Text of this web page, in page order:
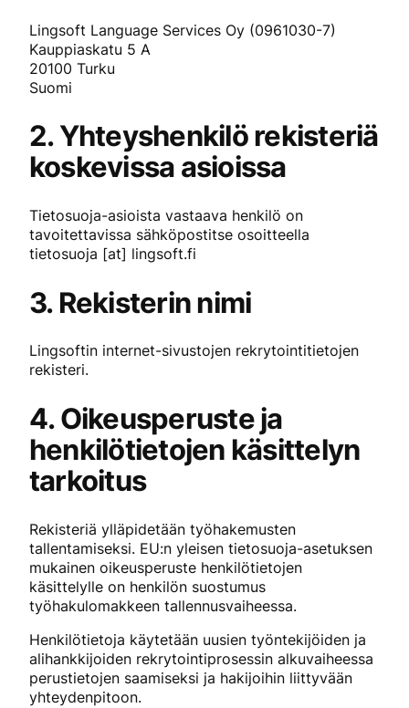
Lingsoft Language Services Oy (0961030-7)
Kauppiaskatu 5 A
20100 Turku
Suomi
2. Yhteyshenkilö rekisteriä
koskevissa asioissa
Tietosuoja-asioista vastaava henkilö on
tavoitettavissa sähköpostitse osoitteella
tietosuoja [at] lingsoft.fi
3. Rekisterin nimi
Lingsoftin internet-sivustojen rekrytointitietojen
rekisteri.
4. Oikeusperuste ja
henkilötietojen käsittelyn
tarkoitus
Rekisteriä ylläpidetään työhakemusten
tallentamiseksi. EU:n yleisen tietosuoja-asetuksen
mukainen oikeusperuste henkilötietojen
käsittelylle on henkilön suostumus
työhakulomakkeen tallennusvaiheessa.
Henkilötietoja käytetään uusien työntekijöiden ja
alihankkijoiden rekrytointiprosessin alkuvaiheessa
perustietojen saamiseksi ja hakijoihin liittyvään
yhteydenpitoon.